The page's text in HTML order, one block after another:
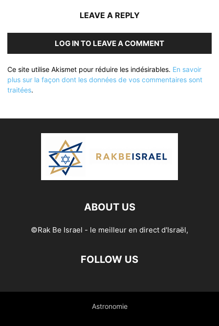
LEAVE A REPLY
LOG IN TO LEAVE A COMMENT
Ce site utilise Akismet pour réduire les indésirables. En savoir
plus sur la façon dont les données de vos commentaires sont
traitées.
ABOUT US
©Rak Be Israel - le meilleur en direct d'Israël,
FOLLOW US
Astronomie